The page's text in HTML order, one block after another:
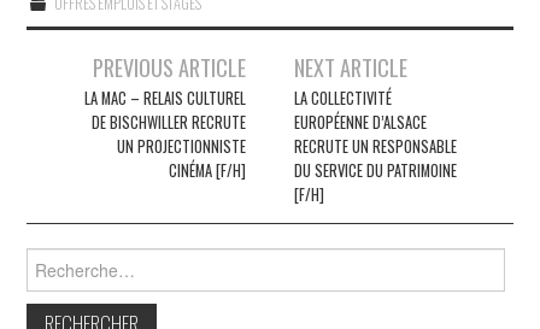
Navigation
articles
PREVIOUS ARTICLE
LA MAC – RELAIS CULTUREL
DE BISCHWILLER RECRUTE
UN PROJECTIONNISTE
CINÉMA [F/H]
NEXT ARTICLE
LA COLLECTIVITÉ
EUROPÉENNE D’ALSACE
RECRUTE UN RESPONSABLE
DU SERVICE DU PATRIMOINE
[F/H]
Rechercher :